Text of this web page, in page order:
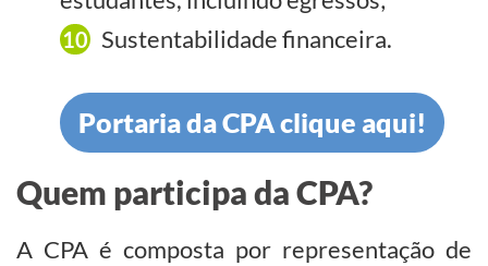
Sustentabilidade financeira.
Portaria da CPA clique aqui!
Quem participa da CPA?
A CPA é composta por representação de